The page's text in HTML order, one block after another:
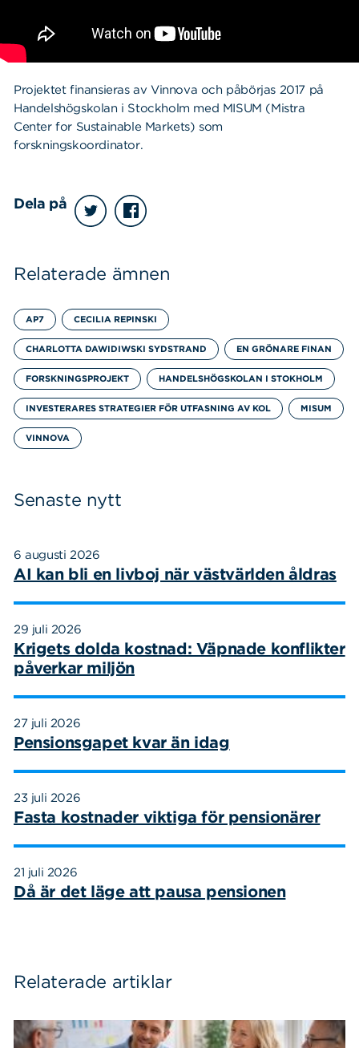
Projektet finansieras av Vinnova och påbörjas 2017 på
Handelshögskolan i Stockholm med MISUM (Mistra
Center for Sustainable Markets) som
forskningskoordinator.
Dela på
Relaterade ämnen
AP7 CECILIA REPINSKI
CHARLOTTA DAWIDIWSKI SYDSTRAND EN GRÖNARE FINAN
FORSKNINGSPROJEKT HANDELSHÖGSKOLAN I STOKHOLM
INVESTERARES STRATEGIER FÖR UTFASNING AV KOL MISUM
VINNOVA
Senaste nytt
6 augusti 2026
AI kan bli en livboj när västvärlden åldras
29 juli 2026
Krigets dolda kostnad: Väpnade konflikter
påverkar miljön
27 juli 2026
Pensionsgapet kvar än idag
23 juli 2026
Fasta kostnader viktiga för pensionärer
21 juli 2026
Då är det läge att pausa pensionen
Relaterade artiklar
efter: